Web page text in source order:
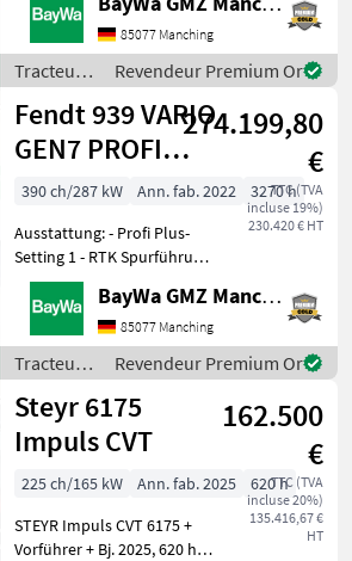
Loadsensing - TIM -
220L/min Hydraulikpumpe-
Frontkraftheber (Lage)-
Frontzapfwelle- 1x Dw
85077 Manching
Tracteurs
/ Fendt
Revendeur Premium Or
Fendt 939 VARIO
GEN7 PROFI
PLUS S1
274.199,80
€
TTC (TVA
incluse 19%)
230.420 € HT
390 ch/287 kW Ann. fab. 2022
3270 h
Ausstattung: - Profi Plus-
Setting 1 - RTK Spurführung
- Grip Assistent- Isobus -
Loadsensing - Kühlbox -
K80 Zugkugelkupplung -
Hydraulikpumpe 220L/min
- 1x DW Ste
BayWa GMZ Manching
85077 Manching
Tracteurs
/ Fendt
Revendeur Premium Or
Steyr 6175
Impuls CVT
162.500
€
TTC (TVA
incluse 20%)
135.416,67 €
HT
225 ch/165 kW Ann. fab. 2025
620 h
STEYR Impuls CVT 6175 +
Vorführer + Bj. 2025, 620 h +